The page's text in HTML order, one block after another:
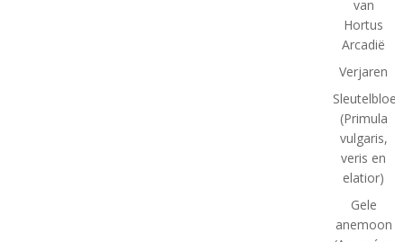
van
Hortus
Arcadië
Verjaren
(Primula
vulgaris,
veris en
elatior)
Gele
anemoon